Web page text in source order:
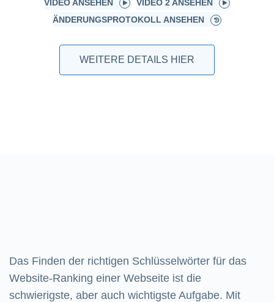
VIDEO ANSEHEN
VIDEO 2 ANSEHEN
ÄNDERUNGSPROTOKOLL ANSEHEN
WEITERE DETAILS HIER
Das Finden der richtigen Schlüsselwörter für das
Website-Ranking einer Webseite ist die
schwierigste, aber auch wichtigste Aufgabe. Mit